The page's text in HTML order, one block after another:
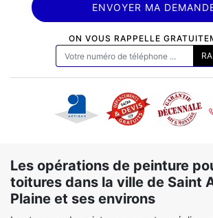
ON VOUS RAPPELLE
Les opérations de peinture
toitures dans la ville de Saint
Plaine et ses environs